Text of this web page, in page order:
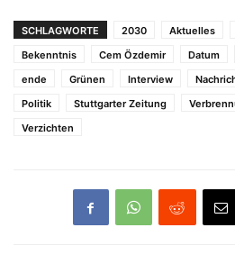
SCHLAGWORTE 2030 Aktuelles
Bekenntnis
Cem Özdemir Datum
ende
Grünen Interview
Politik
Stuttgarter Zeitung
Verzichten